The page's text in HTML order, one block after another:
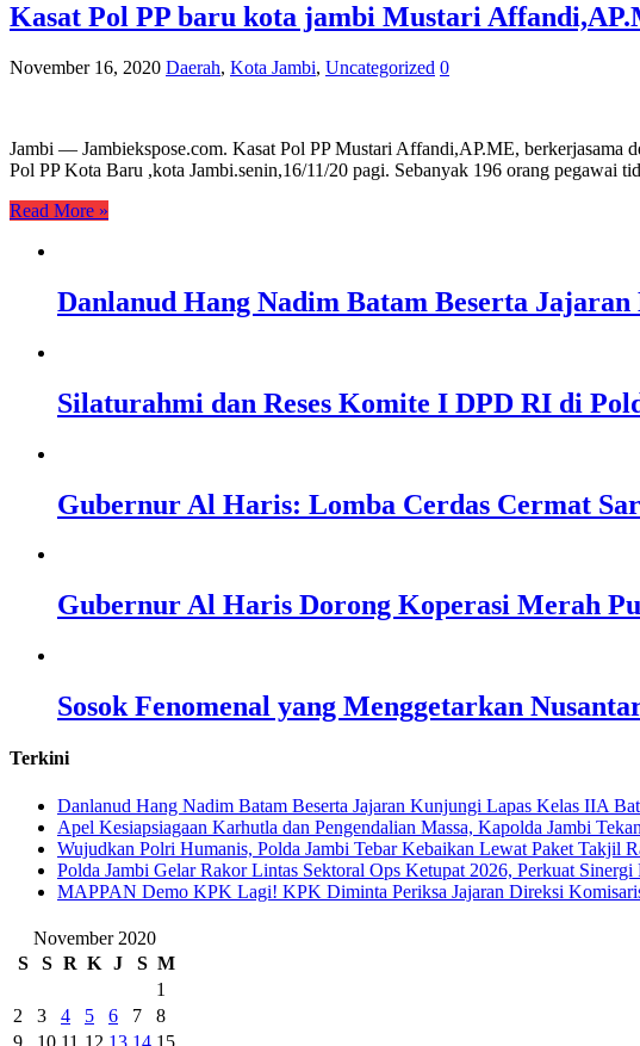
Kasat Pol PP baru kota jambi Mustari
November 16, 2020 Daerah, Kota Jambi, Uncategorized 0
Jambi — Jambiekspose.com. Kasat Pol PP Mustari Affandi,AP.ME,
Pol PP Kota Baru ,kota Jambi.senin,16/11/20 pagi. Sebanyak 196 orang pegawai
Read More »
Danlanud Hang Nadim Batam Beserta
Silaturahmi dan Reses Komite I DPD RI di
Gubernur Al Haris: Lomba Cerdas Cermat
Gubernur Al Haris Dorong Koperasi Merah
Sosok Fenomenal yang Menggetarkan
Terkini
Danlanud Hang Nadim Batam Beserta Jajaran Kunjungi Lapas Kelas IIA
Apel Kesiapsiagaan Karhutla dan Pengendalian Massa, Kapolda Jambi
Wujudkan Polri Humanis, Polda Jambi Tebar Kebaikan Lewat Paket Takjil
Polda Jambi Gelar Rakor Lintas Sektoral Ops Ketupat 2026, Perkuat
‎MAPPAN Demo KPK Lagi! KPK Diminta Periksa Jajaran Direksi
November 2020
S
S R K J S M
1
2
3 4 5 6 7
8
9
10 11 12 13 14 15